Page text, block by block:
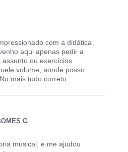
com a didática
aqui apenas pedir a
ou exercícios
volume, aonde posso
mais tudo correto
G
musical, e me ajudou